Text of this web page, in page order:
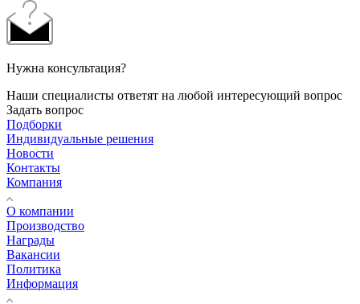
Нужна консультация?
Наши специалисты ответят на любой интересующий вопрос
Задать вопрос
Подборки
Индивидуальные решения
Новости
Контакты
Компания
О компании
Производство
Награды
Вакансии
Политика
Информация